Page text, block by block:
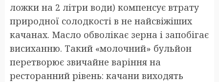
ложки на 2 літри води) компенсує втрату
природної солодкості в не найсвіжіших
качанах. Масло обволікає зерна і запобігає
висиханню. Такий «молочний» бульйон
перетворює звичайне варіння на
ресторанний рівень: качани виходять